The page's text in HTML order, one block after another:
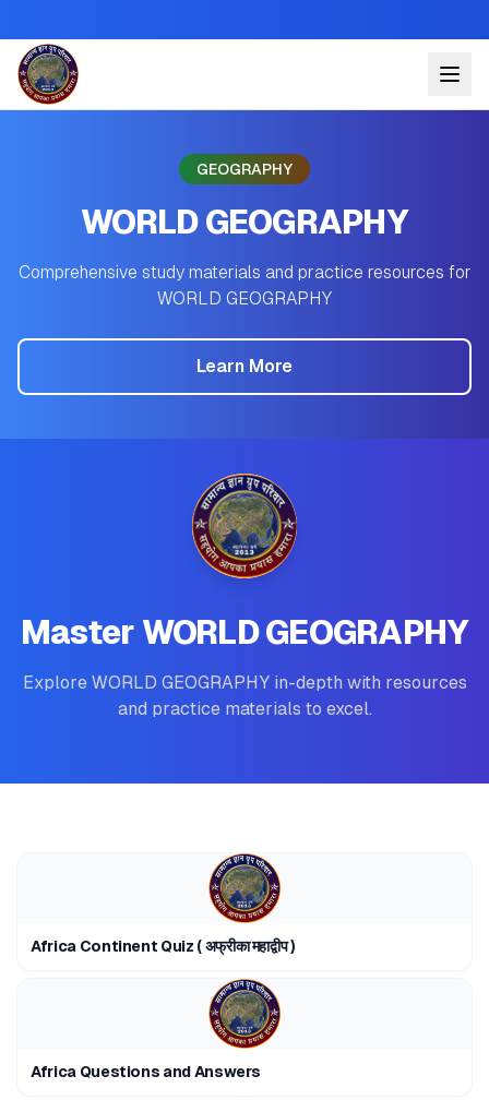
GEOGRAPHY
WORLD GEOGRAPHY
Comprehensive study materials and practice resources for
WORLD GEOGRAPHY
Learn More
Master WORLD GEOGRAPHY
Explore WORLD GEOGRAPHY in-depth with resources
and practice materials to excel.
Africa Continent Quiz ( अफ्रीका महाद्वीप )
Africa Questions and Answers